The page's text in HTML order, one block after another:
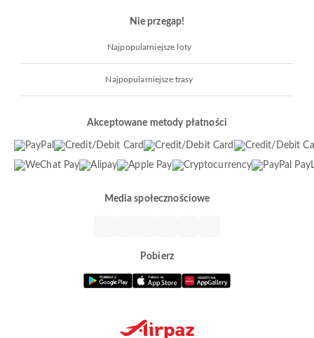
Nie przegap!
Najpopularniejsze loty
Najpopularniejsze trasy
Akceptowane metody płatności
Media społecznościowe
Pobierz